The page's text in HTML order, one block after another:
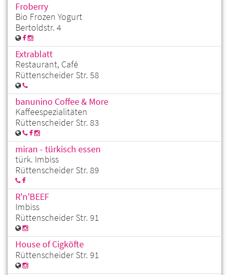
Froberry
Bio Frozen Yogurt
Bertoldstr. 4
Extrablatt
Restaurant, Café
Rüttenscheider Str. 58
banunino Coffee & More
Kaffeespezialitäten
Rüttenscheider Str. 83
miran - türkisch essen
türk. Imbiss
Rüttenscheider Str. 89
R'n'BEEF
Imbiss
Rüttenscheider Str. 91
House of Cigköfte
Rüttenscheider Str. 91